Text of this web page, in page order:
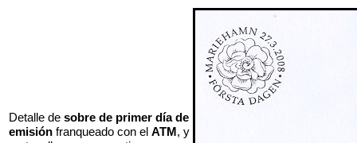
Detalle de sobre de primer día de
emisión franqueado con el ATM, y